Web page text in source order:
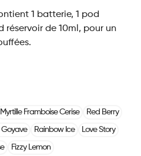
1 batterie, 1 pod
réservoir de 10ml, pour un
Myrtille Framboise Cerise Red Berry
Goyave Rainbow Ice Love Story
Fizzy Lemon